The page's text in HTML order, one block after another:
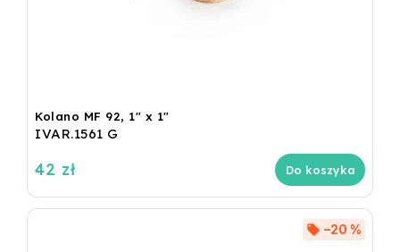
Kolano MF 92, 1" x 1"
IVAR.1561 G
42 zł Do koszyka
–20 %